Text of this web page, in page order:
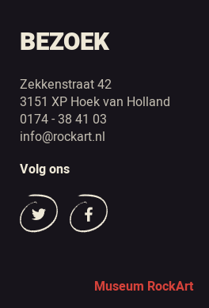
BEZOEK
Zekkenstraat 42
3151 XP Hoek van Holland
0174 - 38 41 03
info@rockart.nl
Volg ons
Museum RockArt